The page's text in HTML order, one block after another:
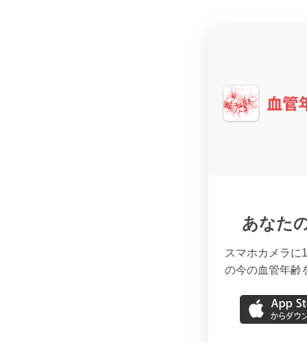
あなた
スマホカメラに
の今の血管年齢